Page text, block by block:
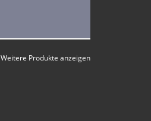
Weitere Produkte anzeigen